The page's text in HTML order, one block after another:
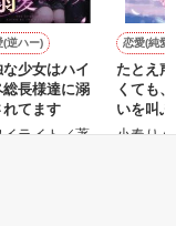
(逆ハー)
な少女はハイ
総長様達に溺
れてます
イライト／著
恋愛(純愛)
たとえ
くても
いを叫
小春り